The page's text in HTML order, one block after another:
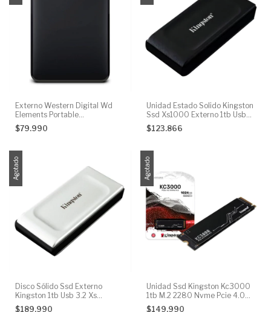
Externo Western Digital Wd
Elements Portable
Wdbuzg0010bbk 1tb Negro
$79.990
Unidad Estado Solido Kingston
Ssd Xs1000 Externo 1tb Usb
3.2
$123.866
Agotado
Disco Sólido Ssd Externo
Kingston 1tb Usb 3.2 Xs
2000mb/s
$189.990
Agotado
Unidad Ssd Kingston Kc3000
1tb M.2 2280 Nvme Pcie 4.0
X4
$149.990